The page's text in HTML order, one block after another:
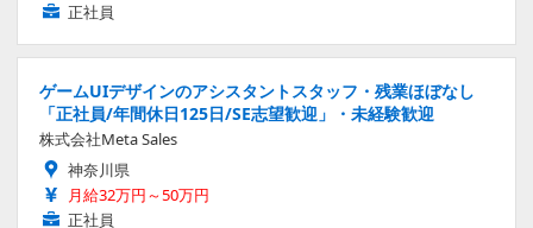
正社員
ゲームUIデザインのアシスタントスタッフ・残業ほぼなし
「正社員/年間休日125日/SE志望歓迎」・未経験歓迎
株式会社Meta Sales
神奈川県
月給32万円～50万円
正社員